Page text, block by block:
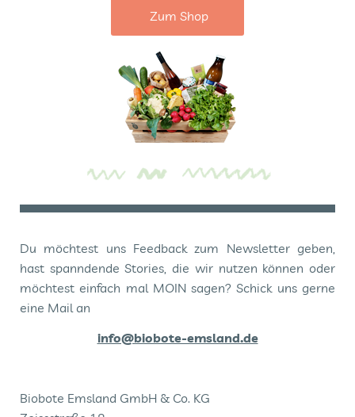
Zum Shop
Du möchtest uns Feedback zum Newsletter geben,
hast spanndende Stories, die wir nutzen können oder
möchtest einfach mal MOIN sagen? Schick uns gerne
eine Mail an
info@biobote-emsland.de
Biobote Emsland GmbH & Co. KG